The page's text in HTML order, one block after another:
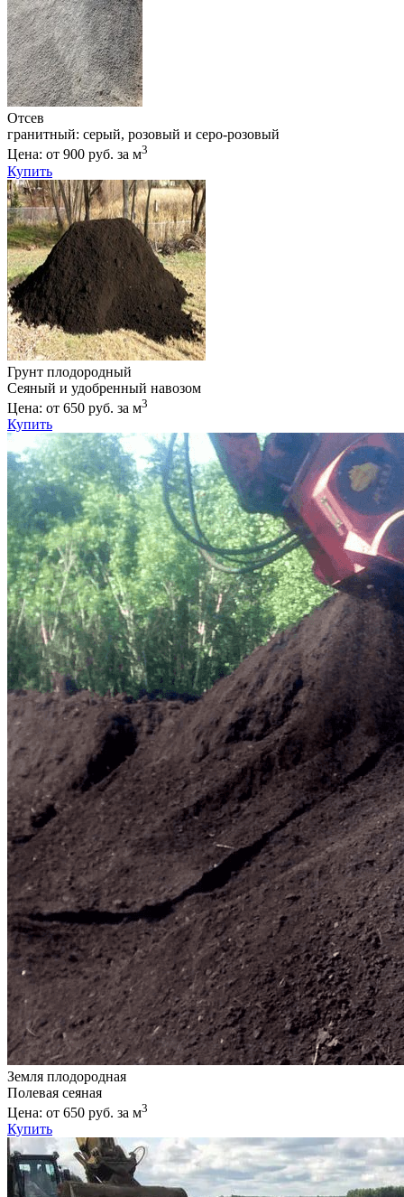
Отсев
гранитный: серый, розовый и серо-розовый
Цена: от 900 руб. за м3
Купить
Грунт плодородный
Сеяный и удобренный навозом
Цена: от 650 руб. за м3
Купить
Земля плодородная
Полевая сеяная
Цена: от 650 руб. за м3
Купить